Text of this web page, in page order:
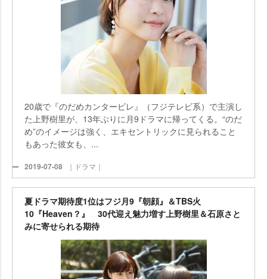
20歳で『のだめカンタービレ』（フジテレビ系）で主演し
た上野樹里が、13年ぶりに月9ドラマに帰ってくる。“のだ
め”のイメージは強く、エキセントリックに見られること
もあった彼女も、...
2019-07-08 ｜ドラマ｜
夏ドラマ期待度1位はフジ月9『朝顔』＆TBS火
10『Heaven？』 30代迎え魅力増す上野樹里＆石原さと
みに寄せられる期待